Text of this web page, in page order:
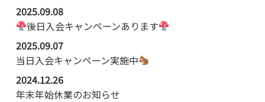
2025.09.08
後日入会キャンペーンあります
2025.09.07
当日入会キャンペーン実施中
2024.12.26
年末年始休業のお知らせ